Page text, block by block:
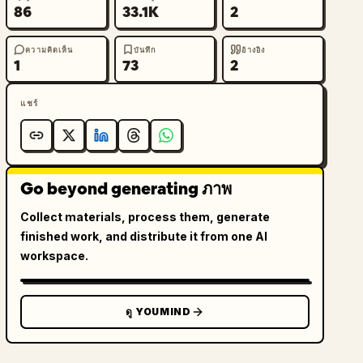
86 33.1K 2
ความคิดเห็น
1
บันทึก
73
อ้างอิง
2
แชร์
Go beyond generating ภาพ
Collect materials, process them, generate
finished work, and distribute it from one AI
workspace.
ดู YOUMIND